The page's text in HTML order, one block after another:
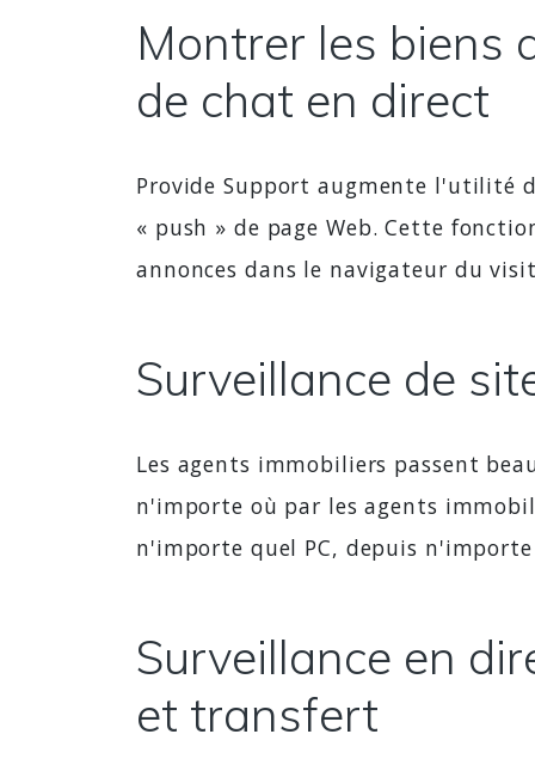
Montrer les biens
de chat en direct
Provide Support augmente l'utilité
« push » de page Web. Cette
annonces dans le navigateur du
Surveillance de
Les agents immobiliers passent
n'importe où par les agents
n'importe quel PC, depuis
Surveillance en
et transfert